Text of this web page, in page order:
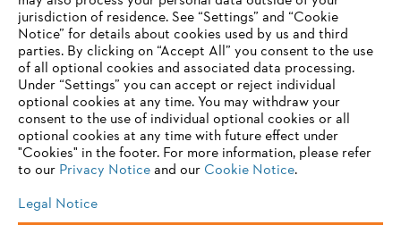
jurisdiction of residence. See “Settings” and “Cookie
Notice” for details about cookies used by us and third
parties. By clicking on “Accept All” you consent to the use
of all optional cookies and associated data processing.
Under “Settings” you can accept or reject individual
optional cookies at any time. You may withdraw your
consent to the use of individual optional cookies or all
optional cookies at any time with future effect under
"Cookies" in the footer. For more information, please refer
to our Privacy Noticeand our Cookie Notice.
Legal Notice